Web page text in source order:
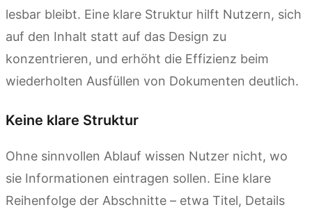
lesbar bleibt. Eine klare Struktur hilft Nutzern, sich
auf den Inhalt statt auf das Design zu
konzentrieren, und erhöht die Effizienz beim
wiederholten Ausfüllen von Dokumenten deutlich.
Keine klare Struktur
Ohne sinnvollen Ablauf wissen Nutzer nicht, wo
sie Informationen eintragen sollen. Eine klare
Reihenfolge der Abschnitte – etwa Titel, Details